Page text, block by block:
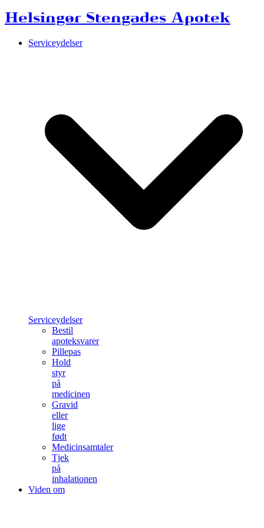
Helsingør Stengades Apotek
Serviceydelser
Serviceydelser
Bestil
apoteksvarer
Pillepas
Hold
styr
på
medicinen
Gravid
eller
lige
født
Medicinsamtaler
Tjek
på
inhalationen
Viden om